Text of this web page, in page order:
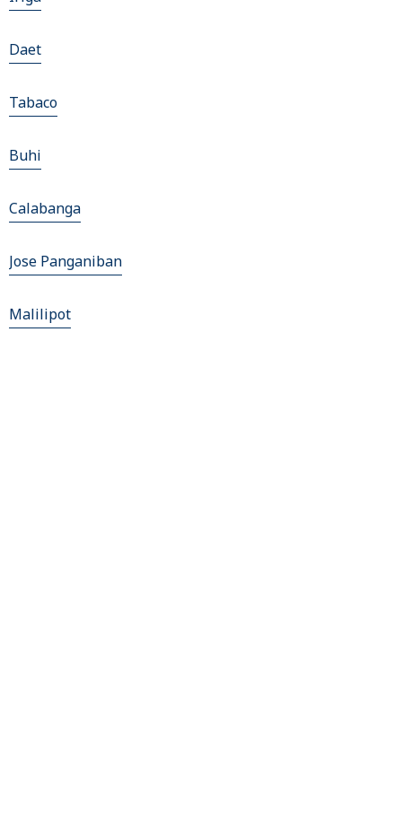
Daet
Tabaco
Buhi
Calabanga
Jose Panganiban
Malilipot